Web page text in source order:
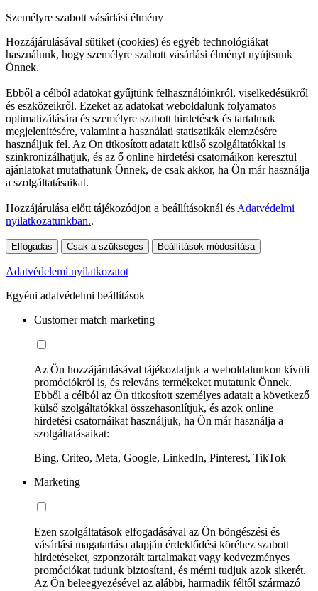
Személyre szabott vásárlási élmény
Hozzájárulásával sütiket (cookies) és egyéb technológiákat
használunk, hogy személyre szabott vásárlási élményt nyújtsunk
Önnek.
Ebből a célból adatokat gyűjtünk felhasználóinkról, viselkedésükről
és eszközeikről. Ezeket az adatokat weboldalunk folyamatos
optimalizálására és személyre szabott hirdetések és tartalmak
megjelenítésére, valamint a használati statisztikák elemzésére
használjuk fel. Az Ön titkosított adatait külső szolgáltatókkal is
szinkronizálhatjuk, és az ő online hirdetési csatornáikon keresztül
ajánlatokat mutathatunk Önnek, de csak akkor, ha Ön már használja
a szolgáltatásaikat.
Hozzájárulása előtt tájékozódjon a beállításoknál és Adatvédelmi
nyilatkozatunkban..
Elfogadás Csak a szükséges Beállítások módosítása
Adatvédelemi nyilatkozatot
Egyéni adatvédelmi beállítások
Customer match marketing
Az Ön hozzájárulásával tájékoztatjuk a weboldalunkon kívüli
promóciókról is, és releváns termékeket mutatunk Önnek.
Ebből a célból az Ön titkosított személyes adatait a következő
külső szolgáltatókkal összehasonlítjuk, és azok online
hirdetési csatornáikat használjuk, ha Ön már használja a
szolgáltatásaikat:
Bing, Criteo, Meta, Google, LinkedIn, Pinterest, TikTok
Marketing
Ezen szolgáltatások elfogadásával az Ön böngészési és
vásárlási magatartása alapján érdeklődési köréhez szabott
hirdetéseket, szponzorált tartalmakat vagy kedvezményes
promóciókat tudunk biztosítani, és mérni tudjuk azok sikerét.
Az Ön beleegyezésével az alábbi, harmadik féltől származó